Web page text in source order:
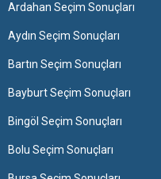
Ardahan Seçim Sonuçları
Aydın Seçim Sonuçları
Bartın Seçim Sonuçları
Bayburt Seçim Sonuçları
Bingöl Seçim Sonuçları
Bolu Seçim Sonuçları